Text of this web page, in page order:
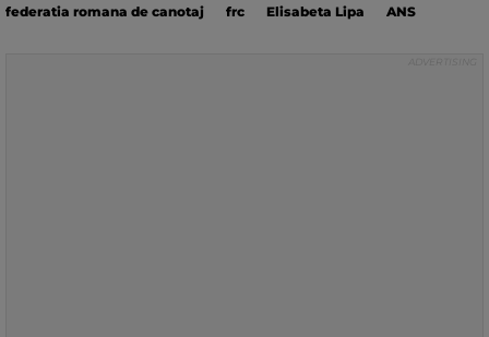
federatia romana de canotaj frc Elisabeta Lipa ANS